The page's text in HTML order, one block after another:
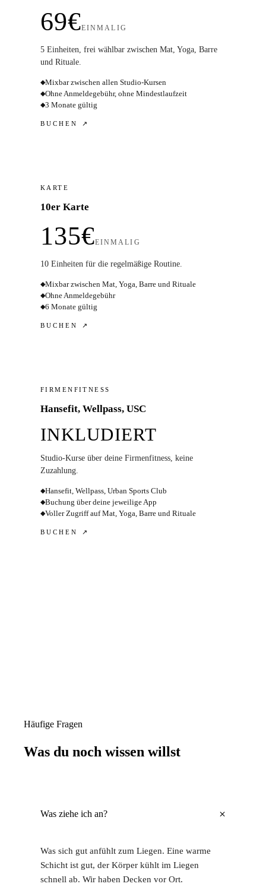
69€EINMALIG
5 Einheiten, frei wählbar zwischen Mat, Yoga, Barre
und Rituale.
◆Mixbar zwischen allen Studio-Kursen
◆Ohne Anmeldegebühr, ohne Mindestlaufzeit
◆3 Monate gültig
BUCHEN ↗
KARTE
10er Karte
135€EINMALIG
10 Einheiten für die regelmäßige Routine.
◆Mixbar zwischen Mat, Yoga, Barre und Rituale
◆Ohne Anmeldegebühr
◆6 Monate gültig
BUCHEN ↗
FIRMENFITNESS
Hansefit, Wellpass, USC
INKLUDIERT
Studio-Kurse über deine Firmenfitness, keine
Zuzahlung.
◆Hansefit, Wellpass, Urban Sports Club
◆Buchung über deine jeweilige App
◆Voller Zugriff auf Mat, Yoga, Barre und Rituale
BUCHEN ↗
Häufige Fragen
Was du noch wissen willst
Was ziehe ich an? +
Was sich gut anfühlt zum Liegen. Eine warme
Schicht ist gut, der Körper kühlt im Liegen
schnell ab. Wir haben Decken vor Ort.